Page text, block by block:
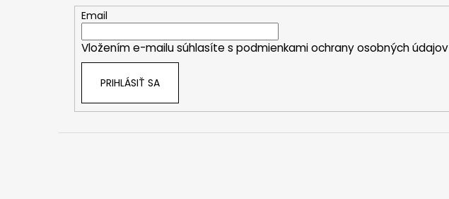
Email
Vložením e-mailu súhlasíte s podmienkami ochrany osobných údajov
PRIHLÁSIŤ SA